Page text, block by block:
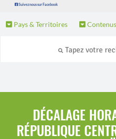
Suivez nous sur Facebook
Pays & Territoires Contenus
DÉCALAGE
RÉPUBLIQUE